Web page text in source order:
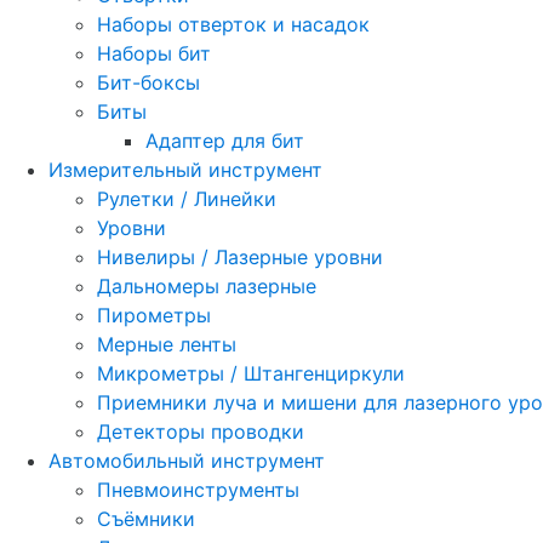
Наборы отверток и насадок
Наборы бит
Бит-боксы
Биты
Адаптер для бит
Измерительный инструмент
Рулетки / Линейки
Уровни
Нивелиры / Лазерные уровни
Дальномеры лазерные
Пирометры
Мерные ленты
Микрометры / Штангенциркули
Приемники луча и мишени для лазерного
Детекторы проводки
Автомобильный инструмент
Пневмоинструменты
Съёмники